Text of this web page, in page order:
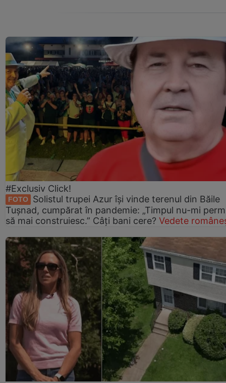
#Exclusiv Click!
FOTO
Solistul trupei Azur își vinde terenul din Băile
Tușnad, cumpărat în pandemie: „Timpul nu-mi
să mai construiesc.” Câți bani cere? Vedete